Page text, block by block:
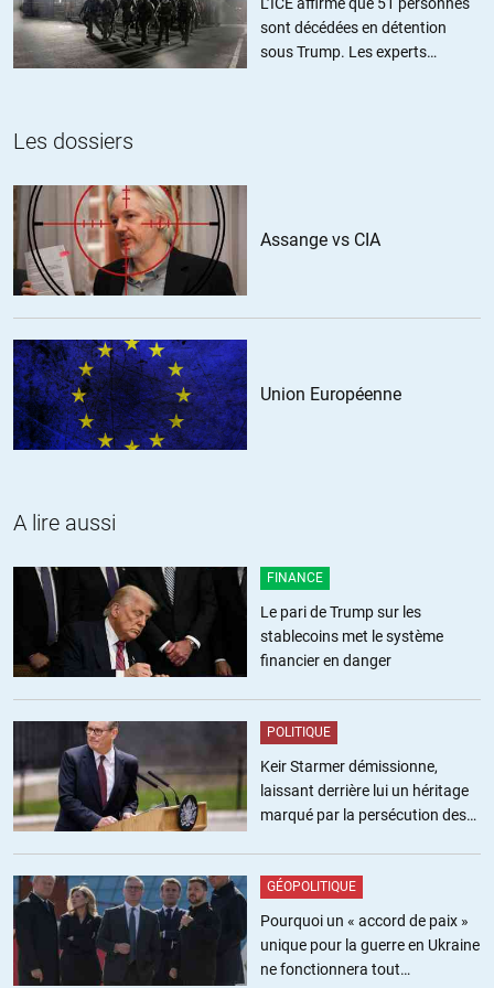
accueillir des contractuels de Vinci venant verbaliser ceux qui ne
veulent pas se faire racketter.
« Démocratie : Ce que la participation citoyenne apprend aux villes »
article typique du journal Le Monde
en faits de démocratie, faudrait plutôt dire bobocratie. Car qui
participe à ces réunions citoyennes ? Je dirais les insatisfaits, bref, la
gauche. Ce sont des gens qui arrivent chez vous (dans votre ville),
parce qu’ils l’ont choisie. Mais ce qu’ils y trouvent ne les satisfait pas
totalement, alors ils font des demandes. Et le maire est content de
les satisfaire.
je le vois dans ma ville de banlieue. J’y suis né, et y vit toujours. Je me
(pour lesquels je ne vote pas).. Ce n’est pas le cas de tous mes
voisins, nouveaux venus chassés de Paris par les prix. Ils ont des «
de gauche.
qui participe à ce genre de réunion ? Les râleurs, les insatisfaits. Et ça
plait
+1
BA // 27.12.2023 à 22h02
A propos de Jacques Delors, un des membres les plus célèbres du
Parti Socialiste :
Jacques Delors a passé sa vie à dissoudre :
– il a dissous la France dans l’Union Européenne
– il a dissous le franc dans l’euro
– il a dissous le Parti Socialiste : élection présidentielle de 2022 : Anne
Hidalgo (PS) 616 478 voix, soit 1,74 % des suffrages exprimés
sont décédées en détention
sous Trump. Les experts
Les dossiers
Assange vs CIA
Union Européenne
A lire aussi
FINANCE
Le pari de Trump sur les
stablecoins met le système
financier en danger
POLITIQUE
Keir Starmer démissionne,
laissant derrière lui un héritage
marqué par la persécution des
GÉOPOLITIQUE
Pourquoi un « accord de paix »
unique pour la guerre en Ukraine
ne fonctionnera tout